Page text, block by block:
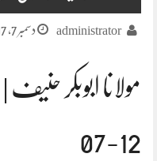
administrator دسمبر 7, 2017
12-07